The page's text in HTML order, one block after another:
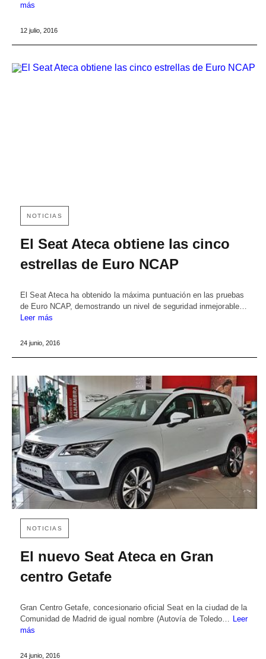
más
12 julio, 2016
NOTICIAS
El Seat Ateca obtiene las cinco
estrellas de Euro NCAP
El Seat Ateca ha obtenido la máxima puntuación en las pruebas
de Euro NCAP, demostrando un nivel de seguridad inmejorable…
Leer más
24 junio, 2016
NOTICIAS
El nuevo Seat Ateca en Gran
centro Getafe
Gran Centro Getafe, concesionario oficial Seat en la ciudad de la
Comunidad de Madrid de igual nombre (Autovía de Toledo… Leer
más
24 junio, 2016